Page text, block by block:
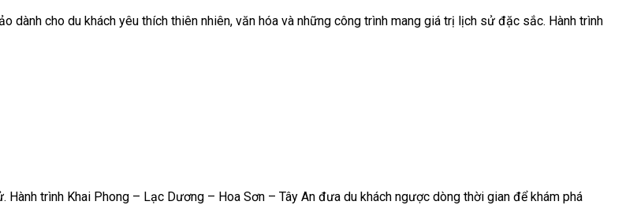
dành cho du khách yêu thích thiên nhiên, văn hóa và những công trình mang giá trị lịch sử đặc sắc. Hành trình
trình Khai Phong – Lạc Dương – Hoa Sơn – Tây An đưa du khách ngược dòng thời gian để khám phá